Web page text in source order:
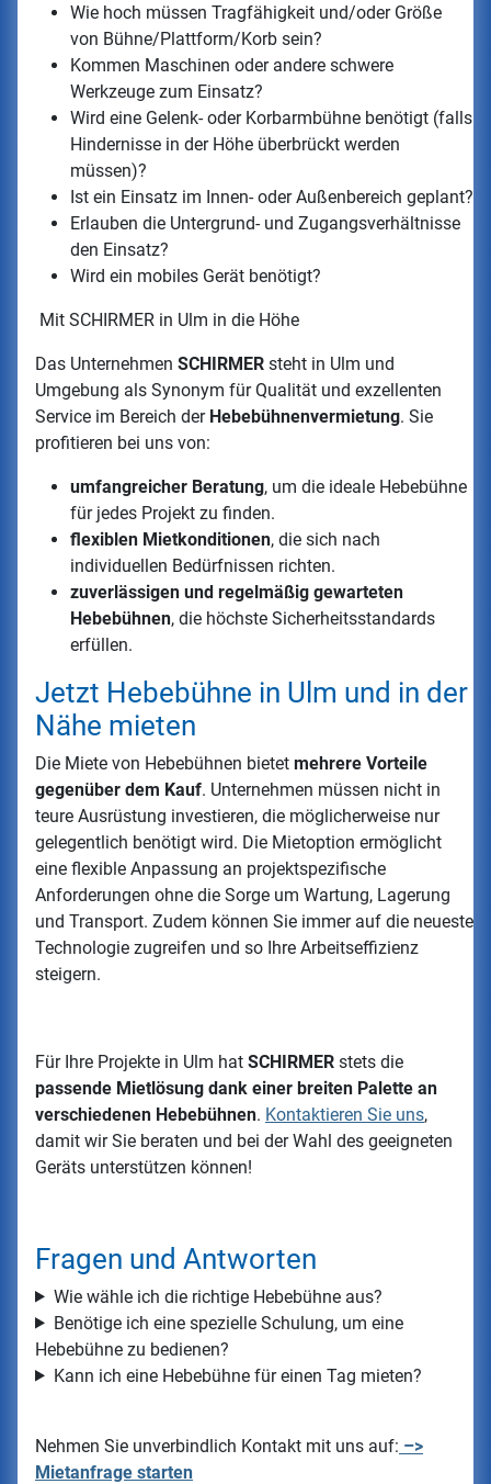
Wie hoch müssen Tragfähigkeit und/oder Größe
von Bühne/Plattform/Korb sein?
Kommen Maschinen oder andere schwere
Werkzeuge zum Einsatz?
Wird eine Gelenk- oder Korbarmbühne benötigt (falls
Hindernisse in der Höhe überbrückt werden
müssen)?
Ist ein Einsatz im Innen- oder Außenbereich geplant?
Erlauben die Untergrund- und Zugangsverhältnisse
den Einsatz?
Wird ein mobiles Gerät benötigt?
Mit SCHIRMER in Ulm in die Höhe
Das Unternehmen SCHIRMER steht in Ulm und
Umgebung als Synonym für Qualität und exzellenten
Service im Bereich der Hebebühnenvermietung. Sie
profitieren bei uns von:
umfangreicher Beratung, um die ideale Hebebühne
für jedes Projekt zu finden.
flexiblen Mietkonditionen, die sich nach
individuellen Bedürfnissen richten.
zuverlässigen und regelmäßig gewarteten
Hebebühnen, die höchste Sicherheitsstandards
erfüllen.
Jetzt Hebebühne in Ulm und in der
Nähe mieten
Die Miete von Hebebühnen bietet mehrere Vorteile
gegenüber dem Kauf. Unternehmen müssen nicht in
teure Ausrüstung investieren, die möglicherweise nur
gelegentlich benötigt wird. Die Mietoption ermöglicht
eine flexible Anpassung an projektspezifische
Anforderungen ohne die Sorge um Wartung, Lagerung
und Transport. Zudem können Sie immer auf die neueste
Technologie zugreifen und so Ihre Arbeitseffizienz
steigern.
Für Ihre Projekte in Ulm hat SCHIRMER stets die
passende Mietlösung dank einer breiten Palette an
verschiedenen Hebebühnen. Kontaktieren Sie uns,
damit wir Sie beraten und bei der Wahl des geeigneten
Geräts unterstützen können!
Fragen und Antworten
Wie wähle ich die richtige Hebebühne aus?
Benötige ich eine spezielle Schulung, um eine
Hebebühne zu bedienen?
Kann ich eine Hebebühne für einen Tag mieten?
Nehmen Sie unverbindlich Kontakt mit uns auf: –>
Mietanfrage starten